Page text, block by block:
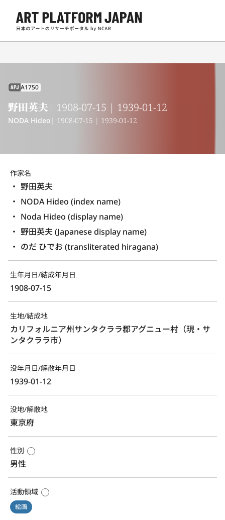
APJ A1750
野田英夫 | 1908-07-15 | 1939-01-12
NODA Hideo | 1908-07-15 | 1939-01-12
作家名
野田英夫
NODA Hideo (index name)
Noda Hideo (display name)
野田英夫 (Japanese display name)
のだ ひでお (transliterated hiragana)
生年月日/結成年月日
1908-07-15
生地/結成地
カリフォルニア州サンタクララ郡アグニュー村（現・サ
ンタクララ市）
没年月日/解散年月日
1939-01-12
没地/解散地
東京府
性別
男性
活動領域
絵画